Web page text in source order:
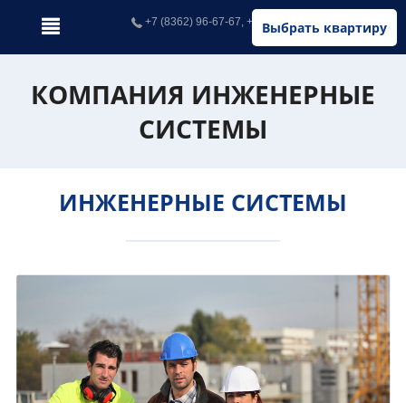
Выбрать квартиру
+7 (8362) 96-67-67, +7 (902) 326-67-67
КОМПАНИЯ ИНЖЕНЕРНЫЕ
СИСТЕМЫ
ИНЖЕНЕРНЫЕ СИСТЕМЫ